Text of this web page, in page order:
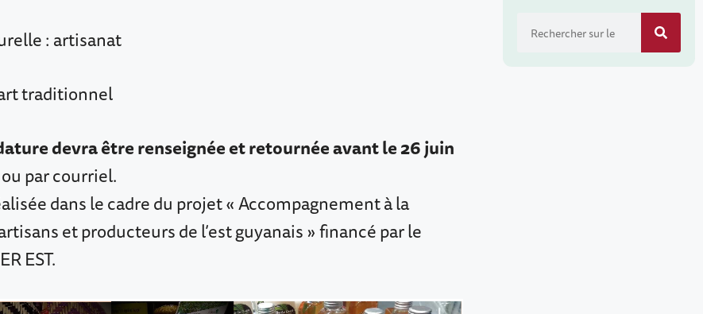
: artisanat
traditionnel
devra être renseignée et retournée avant le 26 juin
par courriel.
dans le cadre du projet « Accompagnement à la
et producteurs de l’est guyanais » financé par le
EST.